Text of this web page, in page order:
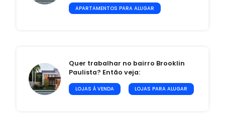
APARTAMENTOS PARA ALUGAR
Quer trabalhar no bairro Brooklin
Paulista? Então veja:
LOJAS À VENDA LOJAS PARA ALUGAR